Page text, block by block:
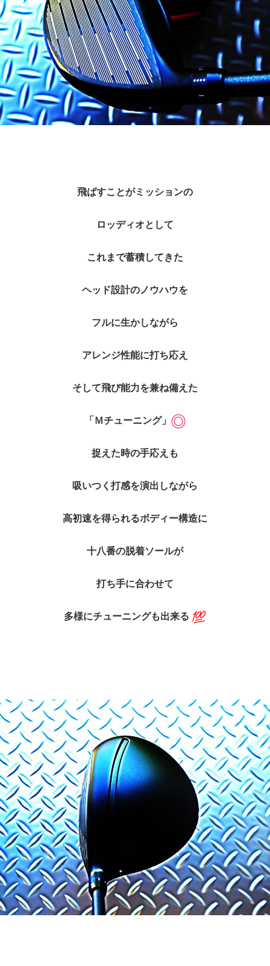
飛ばすことがミッションの
ロッディオとして
これまで蓄積してきた
ヘッド設計のノウハウを
フルに生かしながら
アレンジ性能に打ち応え
そして飛び能力を兼ね備えた
「Ｍチューニング」
捉えた時の手応えも
吸いつく打感を演出しながら
高初速を得られるボディー構造に
十八番の脱着ソールが
打ち手に合わせて
多様にチューニングも出来る